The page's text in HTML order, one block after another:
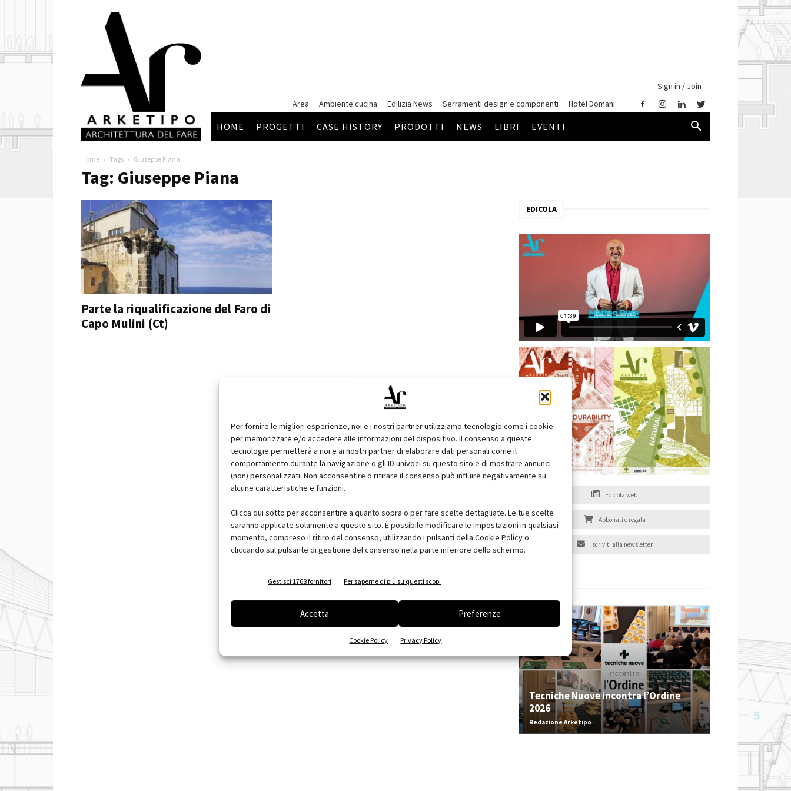
Per fornire le migliori esperienze, noi e i nostri partner utilizziamo tecnologie come i cookie
per memorizzare e/o accedere alle informazioni del dispositivo. Il consenso a queste
tecnologie permetterà a noi e ai nostri partner di elaborare dati personali come il
comportamento durante la navigazione o gli ID univoci su questo sito e di mostrare annunci
(non) personalizzati. Non acconsentire o ritirare il consenso può influire negativamente su
alcune caratteristiche e funzioni.
Clicca qui sotto per acconsentire a quanto sopra o per fare scelte dettagliate. Le tue scelte
saranno applicate solamente a questo sito. È possibile modificare le impostazioni in qualsiasi
momento, compreso il ritiro del consenso, utilizzando i pulsanti della Cookie Policy o
cliccando sul pulsante di gestione del consenso nella parte inferiore dello schermo.
Gestisci 1768 fornitori Per saperne di più su questi scopi
Accetta Preferenze
Cookie Policy Privacy Policy
Arketipo
Sign in / Join
Area
Ambiente cucina Edilizia News Serramenti design e componenti Hotel Domani
HOME PROGETTI CASE HISTORY PRODOTTI NEWS LIBRI EVENTI
Home Tags Giuseppe Piana
Tag: Giuseppe Piana
Parte la riqualificazione del Faro di
Capo Mulini (Ct)
EDICOLA
Edicola web
Abbonati e regala
Iscriviti alla newsletter
Tecniche Nuove incontra l’Ordine
2026
Redazione Arketipo